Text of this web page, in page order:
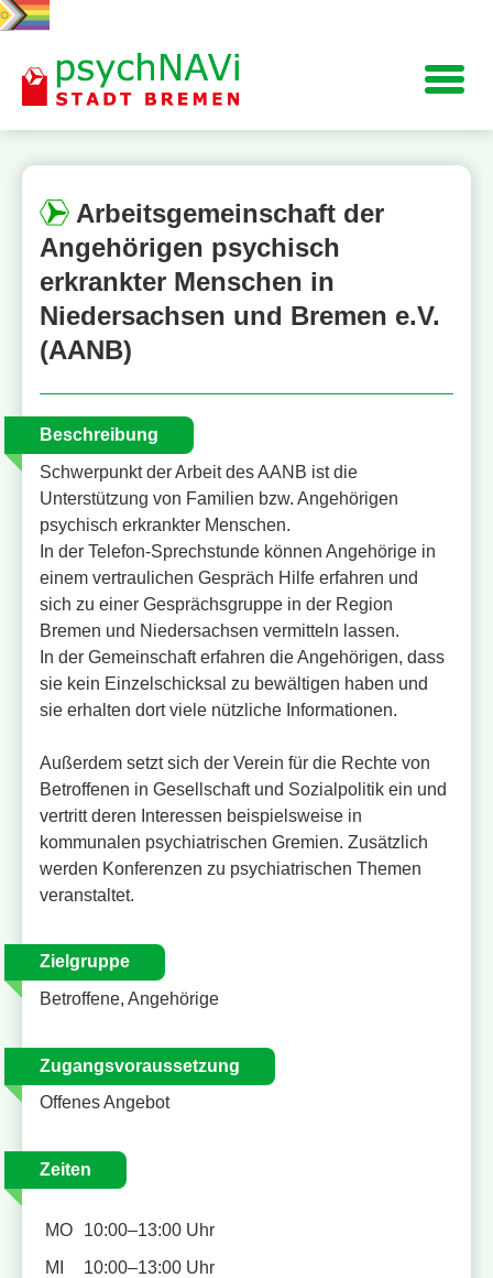
Navigation
Arbeitsgemeinschaft der
Angehörigen psychisch
erkrankter Menschen in
Niedersachsen und Bremen e.V.
(AANB)
Beschreibung
Schwerpunkt der Arbeit des AANB ist die
Unterstützung von Familien bzw. Angehörigen
psychisch erkrankter Menschen.
In der Telefon-Sprechstunde können Angehörige in
einem vertraulichen Gespräch Hilfe erfahren und
sich zu einer Gesprächsgruppe in der Region
Bremen und Niedersachsen vermitteln lassen.
In der Gemeinschaft erfahren die Angehörigen, dass
sie kein Einzelschicksal zu bewältigen haben und
sie erhalten dort viele nützliche Informationen.
Außerdem setzt sich der Verein für die Rechte von
Betroffenen in Gesellschaft und Sozialpolitik ein und
vertritt deren Interessen beispielsweise in
kommunalen psychiatrischen Gremien. Zusätzlich
werden Konferenzen zu psychiatrischen Themen
veranstaltet.
Zielgruppe
Betroffene, Angehörige
Zugangsvoraussetzung
Offenes Angebot
Zeiten
MO
10:00–13:00 Uhr
MI
10:00–13:00 Uhr